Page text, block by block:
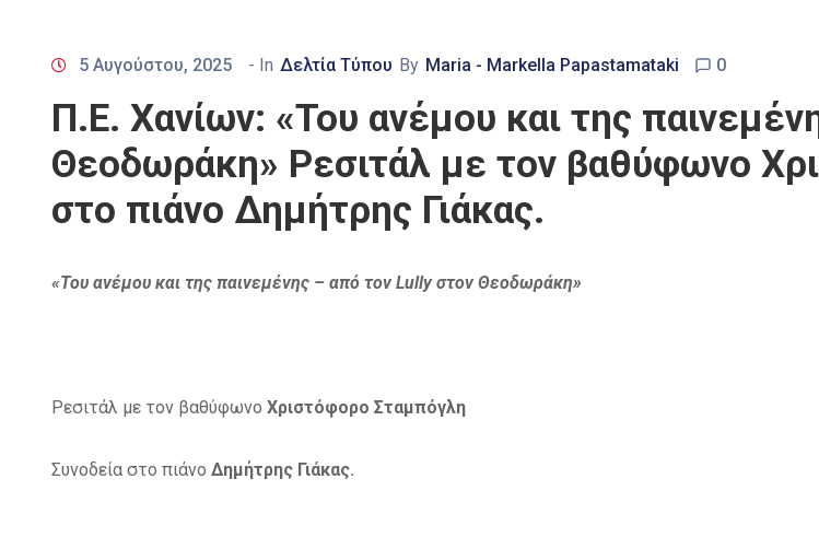
5 Αυγούστου, 2025 - In Δελτία Τύπου By Maria - Markella Papastamataki 0
Π.Ε. Χανίων: «Του ανέμου και της
Θεοδωράκη» Ρεσιτάλ με τον βαθύφωνο
στο πιάνο Δημήτρης Γιάκας.
«Του ανέμου και της παινεμένης – από τον Lully στον Θεοδωράκη»
Ρεσιτάλ με τον βαθύφωνο Χριστόφορο Σταμπόγλη
Συνοδεία στο πιάνο Δημήτρης Γιάκας.